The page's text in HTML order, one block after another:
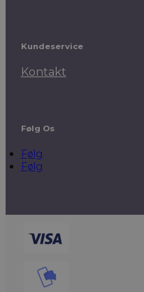
Kundeservice
Kontakt
Følg Os
Følg
Følg